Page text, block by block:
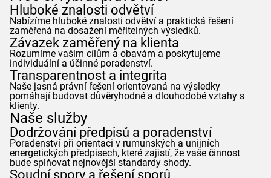
Hluboké znalosti odvětví
Nabízíme hluboké znalosti odvětví a praktická řešení
zaměřená na dosažení měřitelných výsledků.
Závazek zaměřený na klienta
Rozumíme vašim cílům a obavám a poskytujeme
individuální a účinné poradenství.
Transparentnost a integrita
Naše jasná právní řešení orientovaná na výsledky
pomáhají budovat důvěryhodné a dlouhodobé vztahy s
klienty.
Naše služby
Dodržování předpisů a poradenství
Poradenství při orientaci v rumunských a unijních
energetických předpisech, které zajistí, že vaše činnost
bude splňovat nejnovější standardy shody.
Soudní spory a řešení sporů